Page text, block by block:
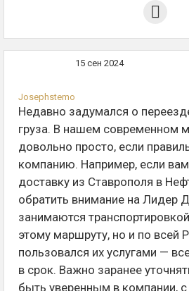
Josephstemo
15 сен 2024
Недавно задумался о
груза. В нашем современном
довольно просто, если
компанию. Например, если
доставку из Ставрополя в
обратить внимание на Лидер
занимаются
этому маршруту, но и по всей
пользовался их услугами —
в срок. Важно заранее
быть уверенным в компании, с